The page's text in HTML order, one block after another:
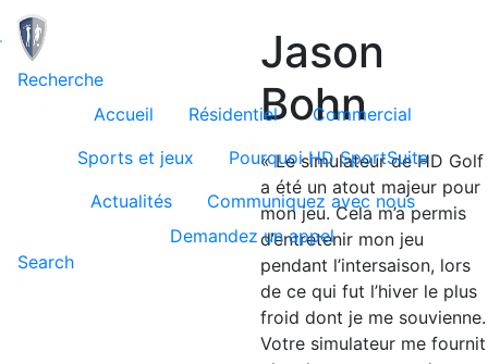
Toggle navigation
Recherche
Accueil
Résidentiel
Commercial
Sports et jeux
Pourquoi HD SportSuite
Actualités
Communiquez avec nous
Demandez un appel
Search
Jason
Bohn
« Le simulateur de HD Golf
a été un atout majeur pour
mon jeu. Cela m’a permis
d’entretenir mon jeu
pendant l’intersaison, lors
de ce qui fut l’hiver le plus
froid dont je me souvienne.
Votre simulateur me fournit